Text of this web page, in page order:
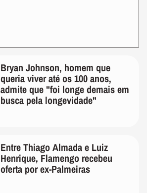
Bryan Johnson, homem que
queria viver até os 100 anos,
admite que "foi longe demais em
busca pela longevidade"
Entre Thiago Almada e Luiz
Henrique, Flamengo recebeu
oferta por ex-Palmeiras